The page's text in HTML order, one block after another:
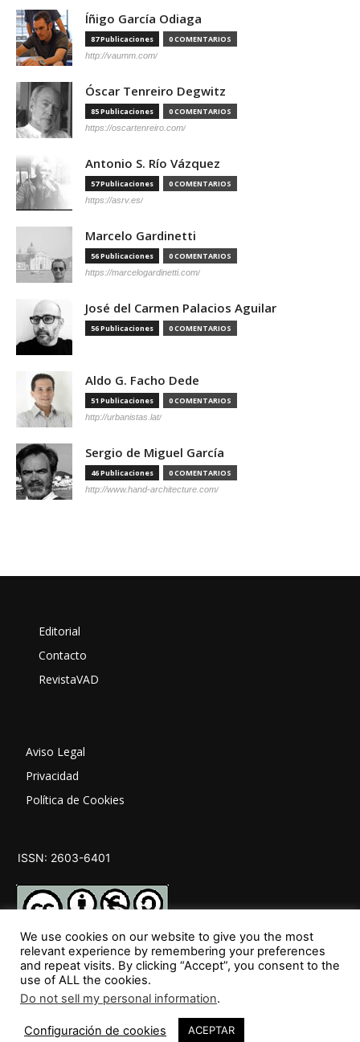
Íñigo García Odiaga
87 Publicaciones 0 COMENTARIOS
http://vaumm.com/
Óscar Tenreiro Degwitz
85 Publicaciones 0 COMENTARIOS
https://oscartenreiro.com/
Antonio S. Río Vázquez
57 Publicaciones 0 COMENTARIOS
https://asrv.es/
Marcelo Gardinetti
56 Publicaciones 0 COMENTARIOS
https://marcelogardinetti.com/
José del Carmen Palacios Aguilar
56 Publicaciones 0 COMENTARIOS
Aldo G. Facho Dede
51 Publicaciones 0 COMENTARIOS
http://urbanistas.lat/
Sergio de Miguel García
46 Publicaciones 0 COMENTARIOS
http://www.hand-architecture.com/
Editorial
Contacto
RevistaVAD
Aviso Legal
Privacidad
Política de Cookies
ISSN: 2603-6401
SÍGUENOS
We use cookies on our website to give you the most
relevant experience by remembering your preferences
and repeat visits. By clicking “Accept”, you consent to the
use of ALL the cookies.
Do not sell my personal information.
Configuración de cookies ACEPTAR